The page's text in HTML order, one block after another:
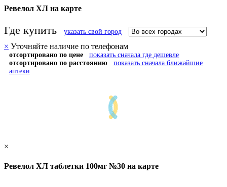
Ревелол ХЛ на карте
Где купить указать свой город
× Уточняйте наличие по телефонам
отсортировано по цене
показать сначала где дешевле
отсортировано по расстоянию
показать сначала ближайшие
аптеки
×
Ревелол ХЛ таблетки 100мг №30 на карте